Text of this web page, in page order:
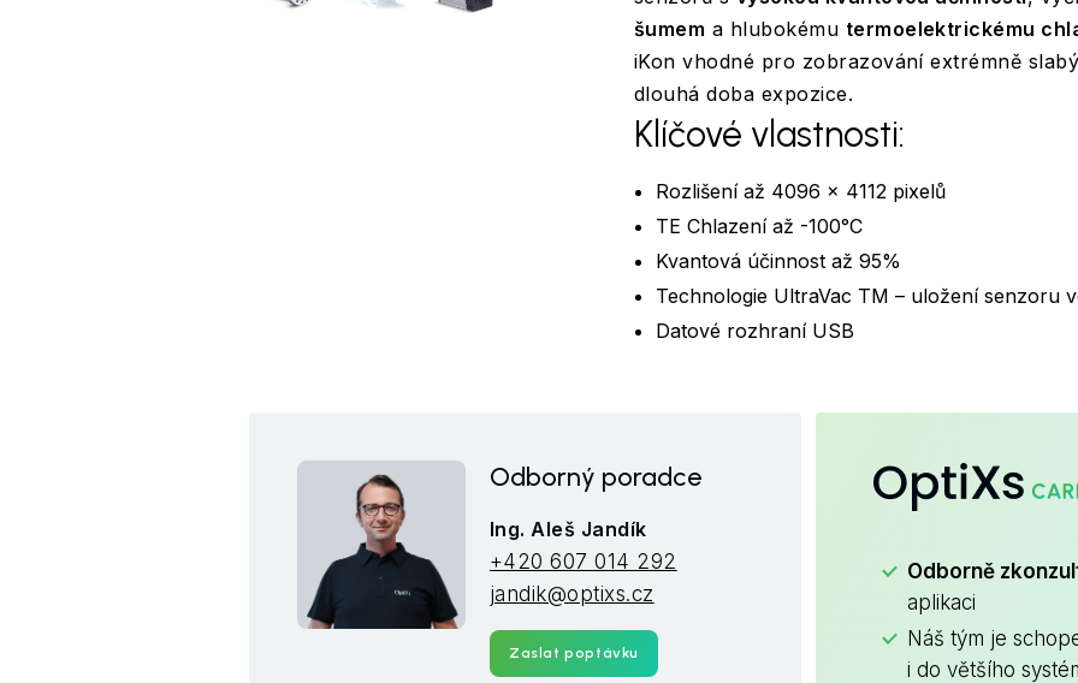
šumem a hlubokému termoelektrickému
iKon vhodné pro zobrazování extrémně
dlouhá doba expozice.
Klíčové vlastnosti:
Rozlišení až 4096 x 4112 pixelů
TE Chlazení až -100°C
Kvantová účinnost až 95%
Technologie UltraVac TM – uložení senzoru
Datové rozhraní USB
Odborný poradce
Ing. Aleš Jandík
+420 607 014 292
jandik@optixs.cz
Zaslat poptávku
OptiXs
Odborně
aplikaci
Náš tým je
i do většího